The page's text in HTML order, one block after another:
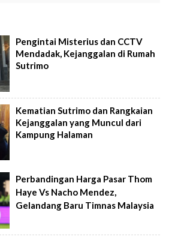
Pengintai Misterius dan CCTV
Mendadak, Kejanggalan di Rumah
Sutrimo
Kematian Sutrimo dan Rangkaian
Kejanggalan yang Muncul dari
Kampung Halaman
Perbandingan Harga Pasar Thom
Haye Vs Nacho Mendez,
Gelandang Baru Timnas Malaysia